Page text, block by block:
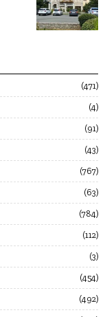
471
4
91
43
767
63
784
112
3
454
492